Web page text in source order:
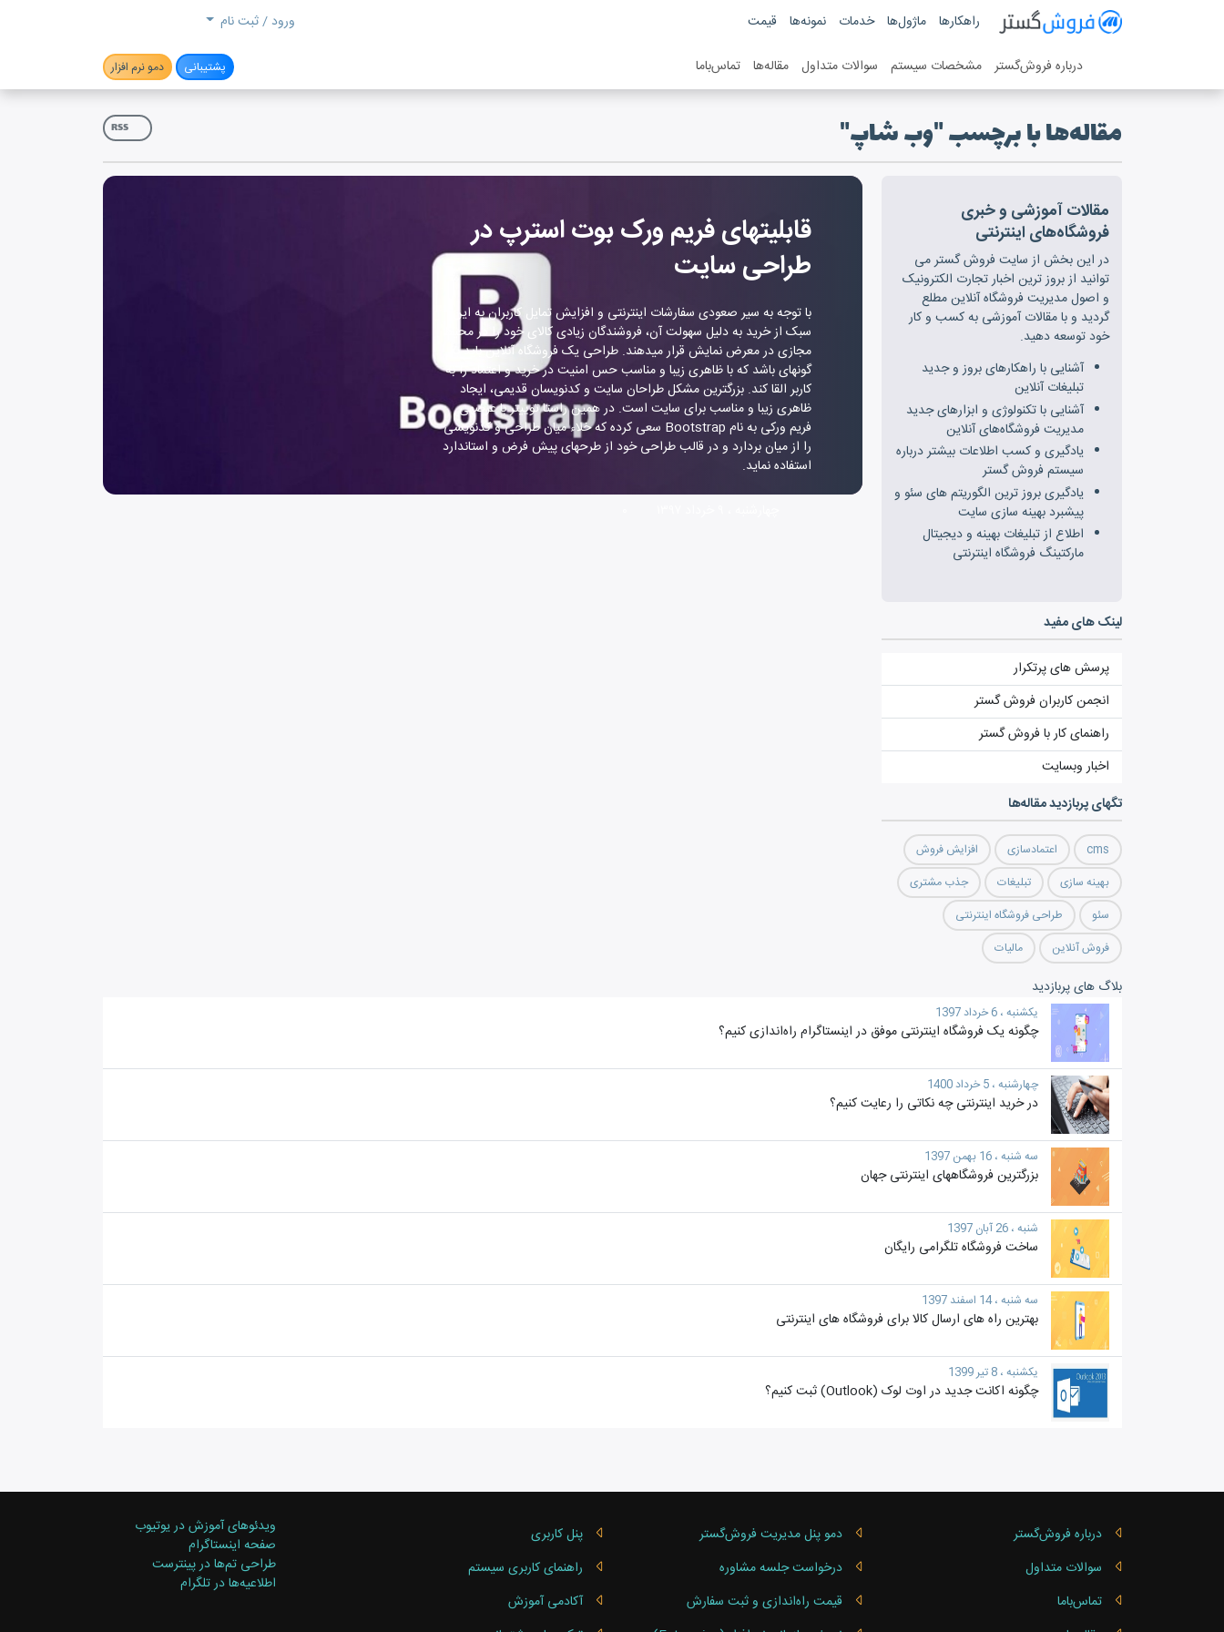
فروش گستر
راهکارها ماژول‌ها خدمات نمونه‌ها قیمت ورود / ثبت نام
درباره فروش‌گستر مشخصات سیستم سوالات متداول مقاله‌ها تماس‌باما پشتیبانی دمو نرم افزار
RSS مقاله‌ها با برچسب "وب شاپ"
مقالات آموزشی و خبری
فروشگاه‌های اینترنتی
در این بخش از سایت فروش گستر می
توانید از بروز ترین اخبار تجارت الکترونیک
و اصول مدیریت فروشگاه آنلاین مطلع
گردید و با مقالات آموزشی به کسب و کار
خود توسعه دهید.
آشنایی با راهکارهای بروز و جدید
تبلیغات آنلاین
آشنایی با تکنولوژی و ابزارهای جدید
مدیریت فروشگاه‌های آنلاین
یادگیری و کسب اطلاعات بیشتر درباره
سیستم فروش گستر
یادگیری بروز ترین الگوریتم های سئو و
پیشبرد بهینه سازی سایت
اطلاع از تبلیغات بهینه و دیجیتال
مارکتینگ فروشگاه اینترنتی
لینک های مفید
پرسش های پرتکرار
انجمن کاربران فروش گستر
راهنمای کار با فروش گستر
اخبار وبسایت
تگ‎های پربازدید مقاله‌ها
cms اعتمادسازی
افزایش فروش
بهینه سازی
تبلیغات
جذب مشتری
سئو
طراحی فروشگاه اینترنتی
فروش آنلاین
مالیات
قابلیت‎های فریم ورک بوت استرپ در
طراحی سایت
با توجه به سیر صعودی سفارشات اینترنتی و افزایش تمایل کاربران به این
سبک از خرید به دلیل سهولت آن، فروشندگان زیادی کالای خود را در محیط
مجازی در معرض نمایش قرار می‎دهند. طراحی یک فروشگاه آنلاین باید به
گونه‎ای باشد که با ظاهری زیبا و مناسب حس امنیت در خرید و اعتماد را به
کاربر القا کند. بزرگترین مشکل طراحان سایت و کدنویسان قدیمی، ایجاد
ظاهری زیبا و مناسب برای سایت است. در همین راستا توییتر با عرضه‎ی
فریم ورکی به نام Bootstrap سعی کرده که خلاء میان طراحی و کدنویسی
را از میان بردارد و در قالب طراحی خود از طرح‎های پیش فرض و استاندارد
استفاده نماید.
بلاگ های پربازدید
یکشنبه ، 6 خرداد 1397
چگونه یک فروشگاه اینترنتی موفق در اینستاگرام راه‌اندازی کنیم؟
چهارشنبه ، 5 خرداد 1400
در خرید اینترنتی چه نکاتی را رعایت کنیم؟
سه شنبه ، 16 بهمن 1397
بزرگترین فروشگاههای اینترنتی جهان
شنبه ، 26 آبان 1397
ساخت فروشگاه تلگرامی رایگان
سه شنبه ، 14 اسفند 1397
بهترین راه های ارسال کالا برای فروشگاه‎ های اینترنتی
یکشنبه ، 8 تیر 1399
چگونه اکانت جدید در اوت لوک (Outlook) ثبت کنیم؟
درباره فروش‌گستر
سوالات متداول
تماس‌باما
دمو پنل مدیریت فروش‌گستر
درخواست جلسه مشاوره
قیمت راه‌اندازی و ثبت سفارش
پنل کاربری
راهنمای کاربری سیستم
آکادمی آموزش
ویدئوهای آموزش در یوتیوب
صفحه اینستاگرام
طراحی تم‌ها در پینترست
اطلاعیه‌ها در تلگرام